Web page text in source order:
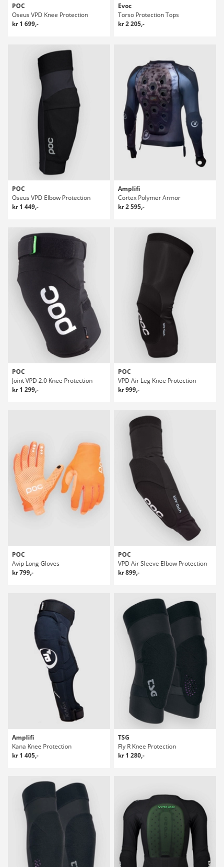
POC
Oseus VPD Knee Protection
kr 1 699,-
Evoc
Torso Protection Tops
kr 2 205,-
POC
Oseus VPD Elbow Protection
kr 1 449,-
Amplifi
Cortex Polymer Armor
kr 2 595,-
POC
Joint VPD 2.0 Knee Protection
kr 1 299,-
POC
VPD Air Leg Knee Protection
kr 999,-
POC
Avip Long Gloves
kr 799,-
POC
VPD Air Sleeve Elbow Protection
kr 899,-
Amplifi
Kana Knee Protection
kr 1 405,-
TSG
Fly R Knee Protection
kr 1 280,-